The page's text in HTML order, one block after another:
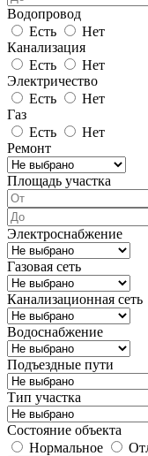
Водопровод
Есть
Нет
Канализация
Есть
Нет
Электричество
Есть
Нет
Газ
Есть
Нет
Ремонт
Площадь участка
Электроснабжение
Газовая сеть
Канализационная сеть
Водоснабжение
Подъездные пути
Тип участка
Состояние объекта
Нормальное